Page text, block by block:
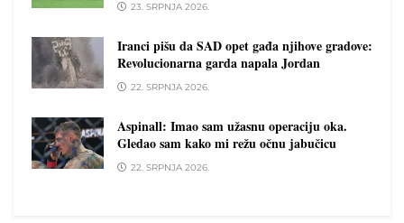
23. SRPNJA 2026.
Iranci pišu da SAD opet gađa njihove gradove:
Revolucionarna garda napala Jordan
22. SRPNJA 2026.
Aspinall: Imao sam užasnu operaciju oka.
Gledao sam kako mi režu očnu jabučicu
22. SRPNJA 2026.